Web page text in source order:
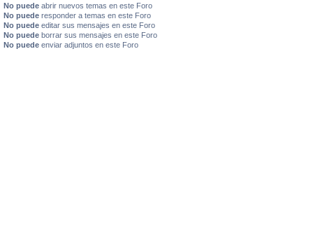
No puede abrir nuevos temas en este Foro
No puede responder a temas en este Foro
No puede editar sus mensajes en este Foro
No puede borrar sus mensajes en este Foro
No puede enviar adjuntos en este Foro